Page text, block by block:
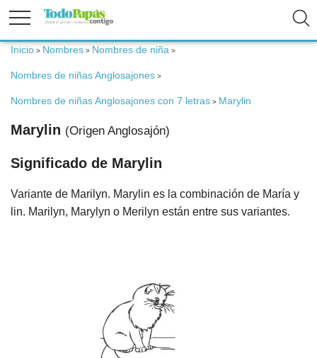
Fertilidad
Embarazo
Niños
Inicio > Nombres > Nombres de niña >
Nombres de niñas Anglosajones >
Nombres de niñas Anglosajones con 7 letras > Marylin
Marylin (Origen Anglosajón)
Significado de Marylin
Variante de Marilyn. Marylin es la combinación de María y
lin. Marilyn, Marylyn o Merilyn están entre sus variantes.